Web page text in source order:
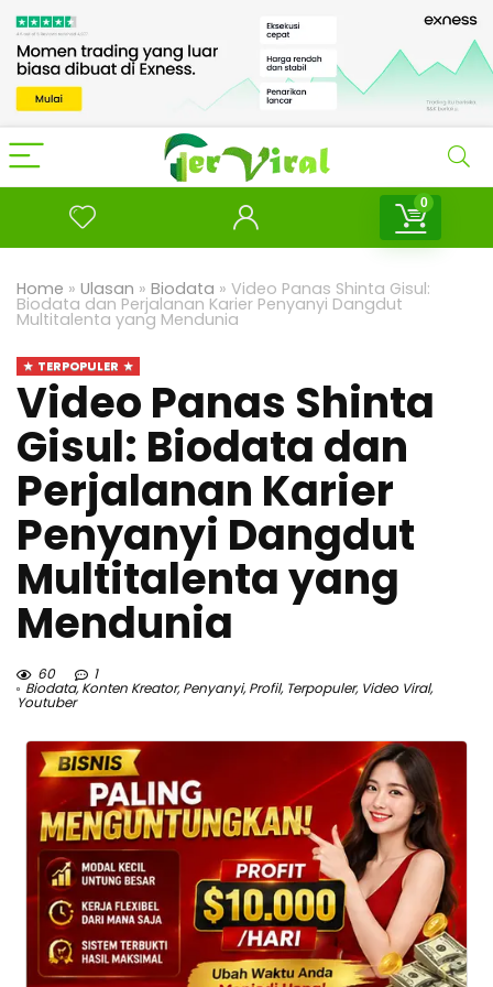
0
Home » Ulasan » Biodata » Video Panas Shinta Gisul:
Biodata dan Perjalanan Karier Penyanyi Dangdut
Multitalenta yang Mendunia
TERPOPULER
Video Panas Shinta
Gisul: Biodata dan
Perjalanan Karier
Penyanyi Dangdut
Multitalenta yang
Mendunia
60 1
Biodata,Konten Kreator,Penyanyi,Profil, Terpopuler, Video Viral,
Youtuber